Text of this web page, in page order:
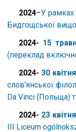
2024–У рамках
Бидгощської
2024- 15
(переклад
2024- 30
слов’янської
Da Vinci (Польща)
2024- 23
ІІІ Liceum